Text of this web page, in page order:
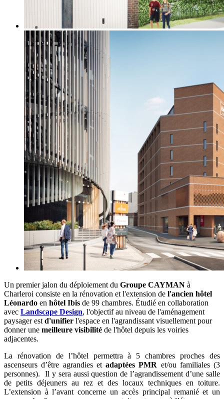
Un premier jalon du déploiement du Groupe CAYMAN à
Charleroi consiste en la rénovation et l'extension de l'ancien hôtel
Léonardo en hôtel Ibis de 99 chambres. Étudié en collaboration
avec Landscape Design, l'objectif au niveau de l'aménagement
paysager est d'unifier l'espace en l'agrandissant visuellement pour
donner une meilleure visibilité de l'hôtel depuis les voiries
adjacentes.
La rénovation de l’hôtel permettra à 5 chambres proches des
ascenseurs d’être agrandies et adaptées PMR et/ou familiales (3
personnes). Il y sera aussi question de l’agrandissement d’une salle
de petits déjeuners au rez et des locaux techniques en toiture.
L’extension à l’avant concerne un accès principal remanié et un